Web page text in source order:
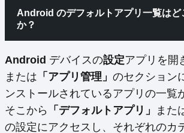
Android のデフォルトアプリ一覧はど
か？
Android デバイスの設定アプリを開
または 「アプリ管理」 のセクション
ンストールされているアプリの一覧
そこから
「デフォルトアプリ」 また
の設定にアクセスし、それぞれのカ